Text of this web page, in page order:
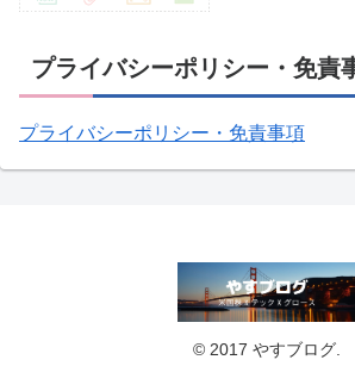
プライバシーポリシー・免責
プライバシーポリシー・免責事項
© 2017 やすブログ.